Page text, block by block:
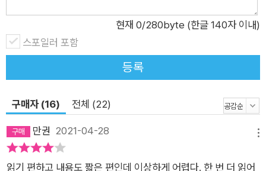
현재 0/280byte (한글 140자 이내)
스포일러 포함
등록
구매자 (16) 전체 (22)
만권 2021-04-28
읽기 편하고 내용도 짧은 편인데 이상하게 어렵다. 한 번 더 읽어